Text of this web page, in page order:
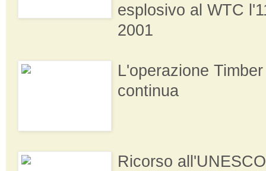
esplosivo al WTC
2001
L'operazione
continua
Ricorso